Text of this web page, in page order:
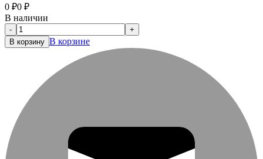
0 ₽0 ₽
В наличии
-
+
В корзину В корзине